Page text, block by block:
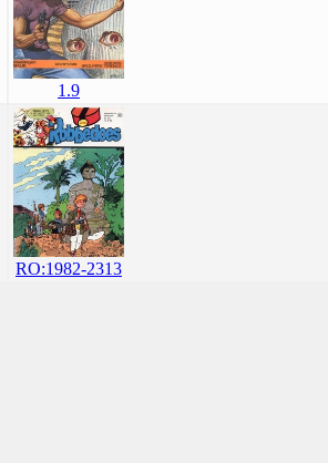
1.9
RO:1982-2313